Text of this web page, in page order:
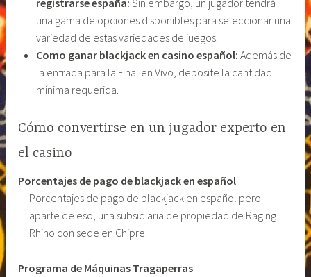
una gama de opciones disponibles para seleccionar una
variedad de estas variedades de juegos.
Como ganar blackjack en casino español: Además de
la entrada para la Final en Vivo, deposite la cantidad
mínima requerida.
Cómo convertirse en un jugador experto en
el casino
Porcentajes de pago de blackjack en español
Porcentajes de pago de blackjack en español pero
aparte de eso, una subsidiaria de propiedad de Raging
Rhino con sede en Chipre.
Programa de Máquinas Tragaperras